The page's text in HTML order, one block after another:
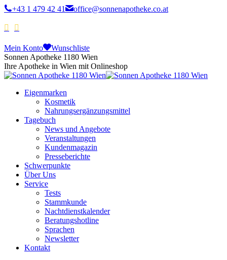
+43 1 479 42 41 office@sonnenapotheke.co.at
Mein Konto
Wunschliste
Sonnen Apotheke 1180 Wien
Ihre Apotheke in Wien mit Onlineshop
Eigenmarken
Kosmetik
Nahrungsergänzungsmittel
Tagebuch
News und Angebote
Veranstaltungen
Kundenmagazin
Presseberichte
Schwerpunkte
Über Uns
Service
Tests
Stammkunde
Nachtdienstkalender
Beratungshotline
Sprachen
Newsletter
Kontakt